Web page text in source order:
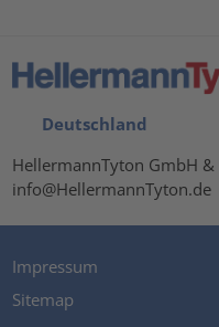
Deutschland
HellermannTyton GmbH
info@HellermannTyton.de
Impressum
Sitemap